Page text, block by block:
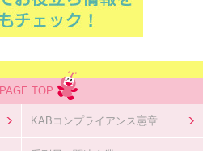
PAGE TOP
KABコンプライアンス憲章